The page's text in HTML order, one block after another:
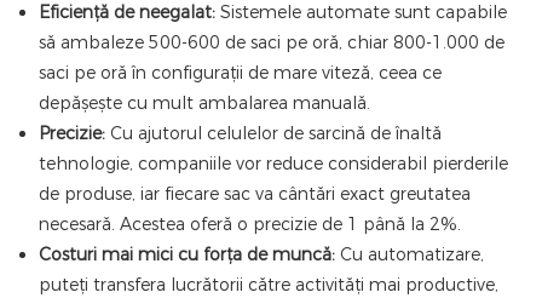
Eficiență de neegalat: Sistemele automate sunt capabile
să ambaleze 500-600 de saci pe oră, chiar 800-1.000 de
saci pe oră în configurații de mare viteză, ceea ce
depășește cu mult ambalarea manuală.
Precizie: Cu ajutorul celulelor de sarcină de înaltă
tehnologie, companiile vor reduce considerabil pierderile
de produse, iar fiecare sac va cântări exact greutatea
necesară. Acestea oferă o precizie de 1 până la 2%.
Costuri mai mici cu forța de muncă: Cu automatizare,
puteți transfera lucrătorii către activități mai productive,